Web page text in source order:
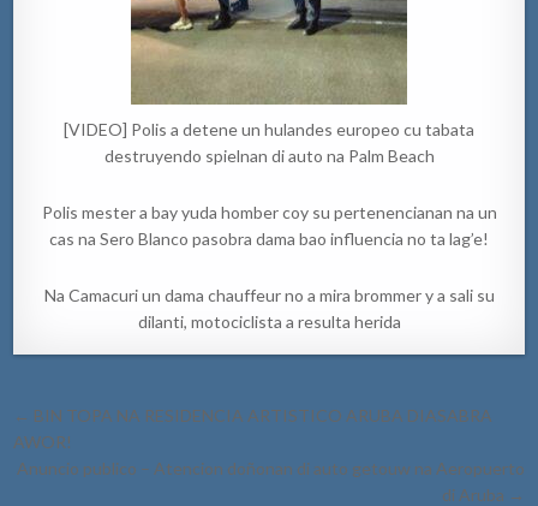
[VIDEO] Polis a detene un hulandes europeo cu tabata
destruyendo spielnan di auto na Palm Beach
Polis mester a bay yuda homber coy su pertenencianan na un
cas na Sero Blanco pasobra dama bao influencia no ta lag’e!
Na Camacuri un dama chauffeur no a mira brommer y a sali su
dilanti, motociclista a resulta herida
Post
navigation
← BIN TOPA NA RESIDENCIA ARTISTICO ARUBA DIASABRA
AWOR!
Anuncio publico – Atencion doñonan di auto getouw na Aeropuerto
di Aruba →